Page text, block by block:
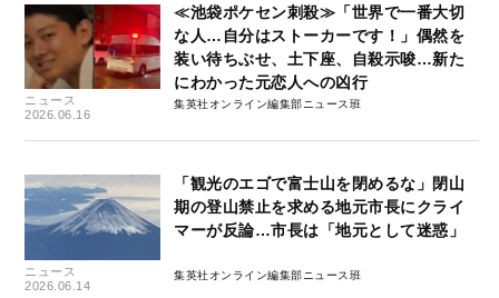
ニュース
2026.06.16
≪池袋ポケセン刺殺≫「世界で一番大切
な人…自分はストーカーです！」偶然を
装い待ちぶせ、土下座、自殺示唆…新た
にわかった元恋人への凶行
集英社オンライン編集部ニュース班
ニュース
2026.06.14
「観光のエゴで富士山を閉めるな」閉山
期の登山禁止を求める地元市長にクライ
マーが反論…市長は「地元として迷惑」
集英社オンライン編集部ニュース班